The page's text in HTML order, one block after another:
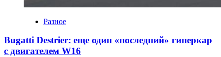
Разное
Bugatti Destrier: еще один «последний» гиперкар
с двигателем W16